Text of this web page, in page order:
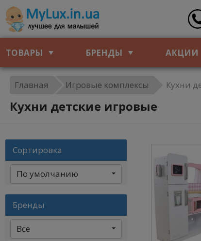
ТОВАРЫ БРЕНДЫ АКЦИИ
Сортировка
По умолчанию
Бренды
Все
Главная Игровые комплексы Кухни
Кухни детские игровые